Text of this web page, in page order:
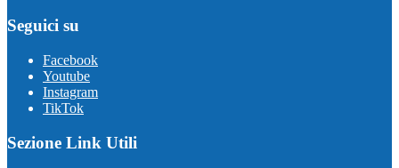
Seguici su
Facebook
Youtube
Instagram
TikTok
Sezione Link Utili